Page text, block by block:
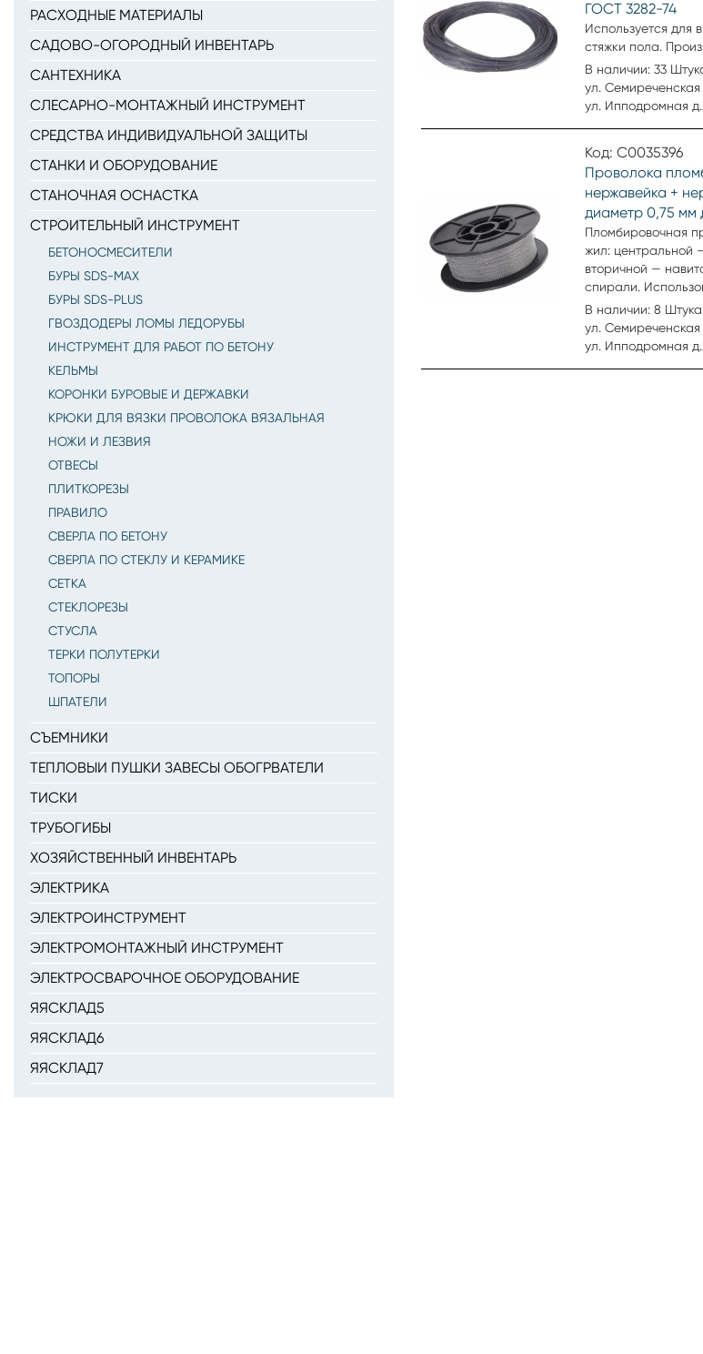
РАСХОДНЫЕ МАТЕРИАЛЫ
САДОВО-ОГОРОДНЫЙ ИНВЕНТАРЬ
САНТЕХНИКА
СЛЕСАРНО-МОНТАЖНЫЙ ИНСТРУМЕНТ
СРЕДСТВА ИНДИВИДУАЛЬНОЙ ЗАЩИТЫ
СТАНКИ И ОБОРУДОВАНИЕ
СТАНОЧНАЯ ОСНАСТКА
СТРОИТЕЛЬНЫЙ ИНСТРУМЕНТ
БЕТОНОСМЕСИТЕЛИ
БУРЫ SDS-MAX
БУРЫ SDS-PLUS
ГВОЗДОДЕРЫ ЛОМЫ ЛЕДОРУБЫ
ИНСТРУМЕНТ ДЛЯ РАБОТ ПО БЕТОНУ
КЕЛЬМЫ
КОРОНКИ БУРОВЫЕ И ДЕРЖАВКИ
КРЮКИ ДЛЯ ВЯЗКИ ПРОВОЛОКА ВЯЗАЛЬНАЯ
НОЖИ И ЛЕЗВИЯ
ОТВЕСЫ
ПЛИТКОРЕЗЫ
ПРАВИЛО
СВЕРЛА ПО БЕТОНУ
СВЕРЛА ПО СТЕКЛУ И КЕРАМИКЕ
СЕТКА
СТЕКЛОРЕЗЫ
СТУСЛА
ТЕРКИ ПОЛУТЕРКИ
ТОПОРЫ
ШПАТЕЛИ
СЪЕМНИКИ
ТЕПЛОВЫИ ПУШКИ ЗАВЕСЫ ОБОГРВАТЕЛИ
ТИСКИ
ТРУБОГИБЫ
ХОЗЯЙСТВЕННЫЙ ИНВЕНТАРЬ
ЭЛЕКТРИКА
ЭЛЕКТРОИНСТРУМЕНТ
ЭЛЕКТРОМОНТАЖНЫЙ ИНСТРУМЕНТ
ЭЛЕКТРОСВАРОЧНОЕ ОБОРУДОВАНИЕ
ЯЯСКЛАД5
ЯЯСКЛАД6
ЯЯСКЛАД7
ГОСТ 3282-74
Используется для
стяжки пола.
В наличии: 33
ул. Семиреченская
ул. Ипподромная
Код: С0035396
Проволока
нержавейка +
диаметр 0,75 мм
Пломбировочная
жил: центральной
вторичной —
спирали.
повышает степень
предмета от
В наличии: 8 Штука
ул. Семиреченская
ул. Ипподромная